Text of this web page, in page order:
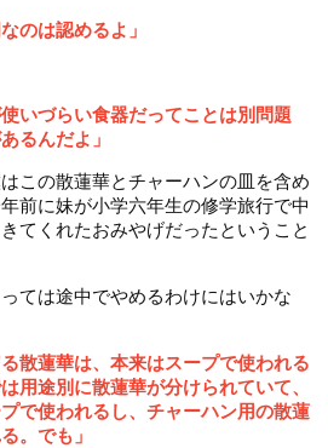
のは認めるよ」
いづらい食器だってことは別問題
るんだよ」
この散蓮華とチャーハンの皿を含め
前に妹が小学六年生の修学旅行で中
てくれたおみやげだったということ
ては途中でやめるわけにはいかな
散蓮華は、本来はスープで使われる
用途別に散蓮華が分けられていて、
で使われるし、チャーハン用の散蓮
。でも」